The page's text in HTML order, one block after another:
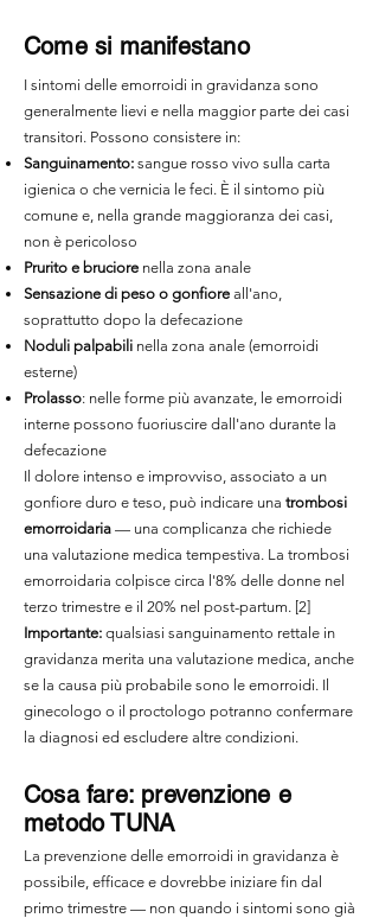
Come si manifestano
I sintomi delle emorroidi in gravidanza sono
generalmente lievi e nella maggior parte dei casi
transitori. Possono consistere in:
Sanguinamento: sangue rosso vivo sulla carta
igienica o che vernicia le feci. È il sintomo più
comune e, nella grande maggioranza dei casi,
non è pericoloso
Prurito e bruciore nella zona anale
Sensazione di peso o gonfiore all'ano,
soprattutto dopo la defecazione
Noduli palpabili nella zona anale (emorroidi
esterne)
Prolasso: nelle forme più avanzate, le emorroidi
interne possono fuoriuscire dall'ano durante la
defecazione
Il dolore intenso e improvviso, associato a un
gonfiore duro e teso, può indicare una trombosi
emorroidaria — una complicanza che richiede
una valutazione medica tempestiva. La trombosi
emorroidaria colpisce circa l'8% delle donne nel
terzo trimestre e il 20% nel post-partum. [2]
Importante: qualsiasi sanguinamento rettale in
gravidanza merita una valutazione medica, anche
se la causa più probabile sono le emorroidi. Il
ginecologo o il proctologo potranno confermare
la diagnosi ed escludere altre condizioni.
Cosa fare: prevenzione e
metodo TUNA
La prevenzione delle emorroidi in gravidanza è
possibile, efficace e dovrebbe iniziare fin dal
primo trimestre — non quando i sintomi sono già